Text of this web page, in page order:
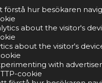
förstå hur besökaren
about the visitor's
about the visitor's
with
cookie